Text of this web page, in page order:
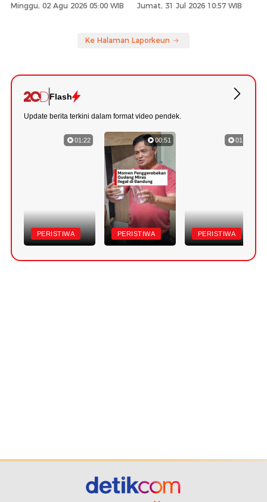
Minggu, 02 Agu 2026 05:00 WIB Jumat, 31 Jul 2026 10:57 WIB
Ke Halaman Laporkeun
Flash
Update berita terkini dalam format video pendek.
01:22
PERISTIWA
00:51
PERISTIWA
01:18
PERISTIWA